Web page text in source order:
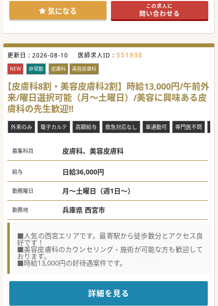
気になる この求人に
問い合わせる
更新日 : 2026-08-10 医師求人ID : 551938
NEW 非常勤 皮膚科 美容皮膚科
【皮膚科8割・美容皮膚科2割】時給13,000円/午前外
来/曜日選択可能（月～土曜日）/美容に興味ある皮
膚科の先生歓迎!!
外来のみ 電子カルテ 高額給与 救急対応なし 車通勤可 専門医不問
募集科目 皮膚科、美容皮膚科
給与 日給36,000円
勤務曜日 月～土曜日（週1日～）
勤務地 兵庫県 西宮市
■人気の西宮エリアです。最寄駅から徒歩数分とアクセス良
好です！
■美容皮膚科のカウンセリング・施術が可能な方も歓迎して
おります。
■時給13,000円の好待遇案件です。
詳細を見る